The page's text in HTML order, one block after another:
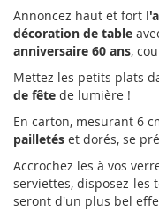
Annoncez haut et fort l
décoration de table
anniversaire 60 ans,
Mettez les petits plats
de fête de lumière !
En carton, mesurant 6
pailletés et dorés, se
Accrochez les à vos
serviettes, disposez-les
seront d'un plus bel